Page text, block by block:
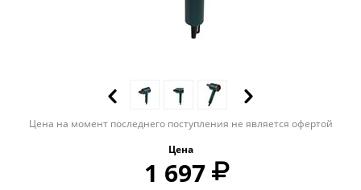
Цена на момент последнего поступления не является офертой
Цена
1 697